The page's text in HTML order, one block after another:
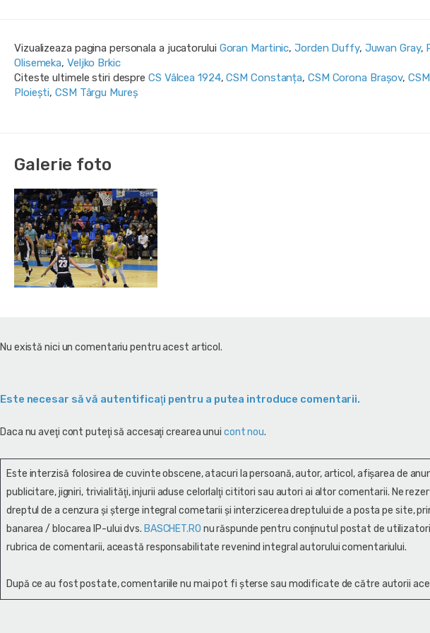
Vizualizeaza pagina personala a jucatorului Goran Martinic,Jorden Duffy, Juwan Gray,
Olisemeka, Veljko Brkic
Citeste ultimele stiri despre CS Vâlcea 1924,CSM Constanța, CSM Corona Braşov,CSM
Ploiești,CSM Târgu Mureș
Galerie foto
Nu există nici un comentariu pentru acest articol.
Este necesar să vă autentificaţi pentru a putea introduce comentarii.
Daca nu aveţi cont puteţi să accesaţi crearea unui cont nou.
Este interzisă folosirea de cuvinte obscene, atacuri la persoană, autor, articol, afişarea de
publicitare, jigniri, trivialităţi, injurii aduse celorlalţi cititori sau autori ai altor comentarii. Ne
dreptul de a cenzura și şterge integral cometarii și interzicerea dreptului de a posta pe site,
banarea / blocarea IP-ului dvs. BASCHET.RO nu răspunde pentru conţinutul postat de
rubrica de comentarii, această responsabilitate revenind integral autorului comentariului.
După ce au fost postate, comentariile nu mai pot fi șterse sau modificate de către autorii